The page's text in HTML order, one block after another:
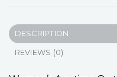
DESCRIPTION
REVIEWS (0)